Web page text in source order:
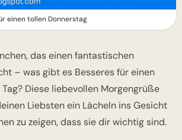
einen tollen Donnerstag
das einen fantastischen
– was gibt es Besseres für einen
Diese liebevollen Morgengrüße
Liebsten ein Lächeln ins Gesicht
zu zeigen, dass sie dir wichtig sind.